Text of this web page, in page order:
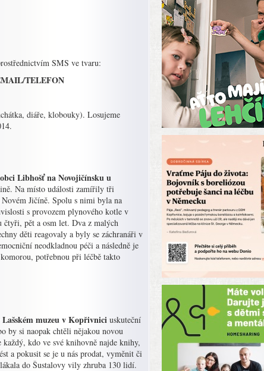
SMS ve tvaru:
TELEFON
diáře, klobouky). Losujeme
Libhošť na Novojičínsku u
Na místo události zamířily tři
Jičíně. Spolu s nimi byla na
s provozem plynového kotle v
čtyři, pět a osm let. Dva z malých
děti reagovaly a byly se záchranáři v
neodkladnou péči a následně je
potřebnou při léčbě takto
muzeu v Kopřivnici uskuteční
by si naopak chtěli nějakou novou
kdo ve své knihovně najde knihy,
a pokusit se je u nás prodat, vyměnit či
do Šustalovy vily zhruba 130 lidí.